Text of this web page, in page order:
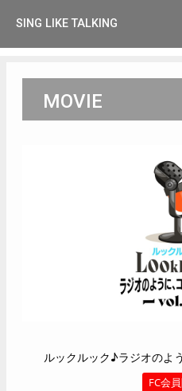
SING LIKE TALKING
MOVIE
ルックルック♪ラジオのよ
FC会